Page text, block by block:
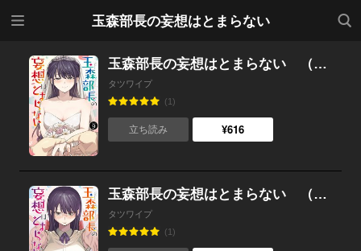
玉森部長の妄想はとまらない
検索
玉森部長の妄想はとまらない （9）
タツワイプ
(1)
立ち読み ¥616
玉森部長の妄想はとまらない （8）
タツワイプ
(1)